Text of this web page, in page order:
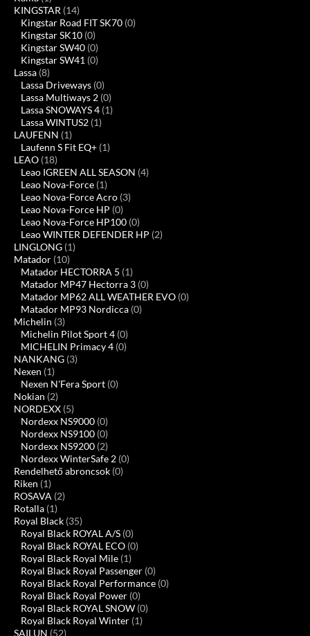
KINGSTAR (14)
Kingstar Road FIT SK70 (0)
Kingstar SK10 (0)
Kingstar SW40 (0)
Kingstar SW41 (0)
Lassa (8)
Lassa Driveways (0)
Lassa Multiways 2 (0)
Lassa SNOWAYS 4 (1)
Lassa WINTUS2 (1)
LAUFENN (1)
Laufenn S Fit EQ+ (1)
LEAO (18)
Leao IGREEN ALL SEASON (4)
Leao Nova-Force (1)
Leao Nova-Force Acro (3)
Leao Nova-Force HP (0)
Leao Nova-Force HP100 (0)
Leao WINTER DEFENDER HP (2)
LINGLONG (1)
Matador (10)
Matador HECTORRA 5 (1)
Matador MP47 Hectorra 3 (0)
Matador MP62 ALL WEATHER EVO (0)
Matador MP93 Nordicca (0)
Michelin (3)
Michelin Pilot Sport 4 (0)
MICHELIN Primacy 4 (0)
NANKANG (3)
Nexen (1)
Nexen N'Fera Sport (0)
Nokian (2)
NORDEXX (5)
Nordexx NS9000 (0)
Nordexx NS9100 (0)
Nordexx NS9200 (2)
Nordexx WinterSafe 2 (0)
Rendelhető abroncsok (0)
Riken (1)
ROSAVA (2)
Rotalla (1)
Royal Black (35)
Royal Black ROYAL A/S (0)
Royal Black ROYAL ECO (0)
Royal Black Royal Mile (1)
Royal Black Royal Passenger (0)
Royal Black Royal Performance (0)
Royal Black Royal Power (0)
Royal Black ROYAL SNOW (0)
Royal Black Royal Winter (1)
SAILUN (52)